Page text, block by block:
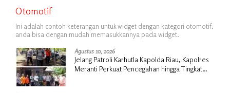
Otomotif
Ini adalah contoh keterangan untuk widget dengan kategori otomotif,
anda bisa dengan mudah memasukkannya pada widget.
Agustus 10, 2026
Jelang Patroli Karhutla Kapolda Riau, Kapolres
Meranti Perkuat Pencegahan hingga Tingkat